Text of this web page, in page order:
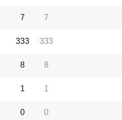
7
7
333
333
8
8
1
1
0
0